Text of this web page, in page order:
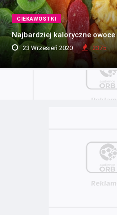
CIEKAWOSTKI
Najbardziej kaloryczne owoce
23 Wrzesień 2020 2375